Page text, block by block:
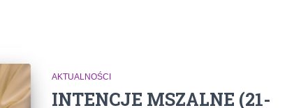
AKTUALNOŚCI
INTENCJE MSZALNE (21-